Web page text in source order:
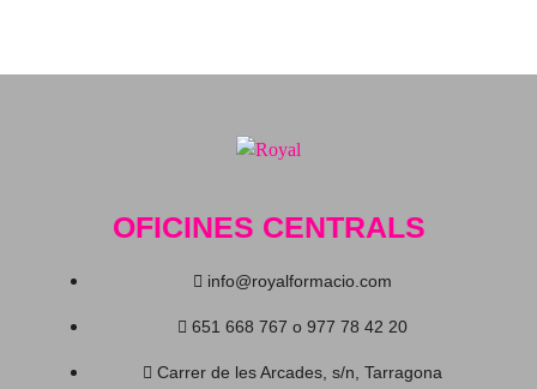
OFICINES CENTRALS
info@royalformacio.com
651 668 767 o 977 78 42 20
Carrer de les Arcades, s/n, Tarragona